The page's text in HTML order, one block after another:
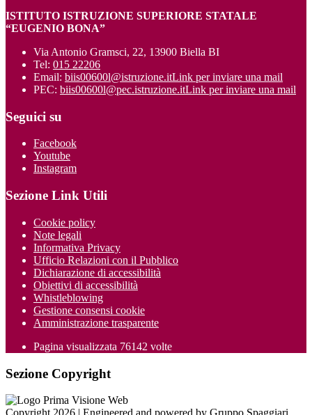
ISTITUTO ISTRUZIONE SUPERIORE STATALE
“EUGENIO BONA”
Via Antonio Gramsci, 22, 13900 Biella BI
Tel: 015 22206
Email: biis00600l@istruzione.itLink per inviare una mail
PEC: biis00600l@pec.istruzione.itLink per inviare una mail
Seguici su
Facebook
Youtube
Instagram
Sezione Link Utili
Cookie policy
Note legali
Informativa Privacy
Ufficio Relazioni con il Pubblico
Dichiarazione di accessibilità
Obiettivi di accessibilità
Whistleblowing
Gestione consensi cookie
Amministrazione trasparente
Pagina visualizzata 76142 volte
Sezione Copyright